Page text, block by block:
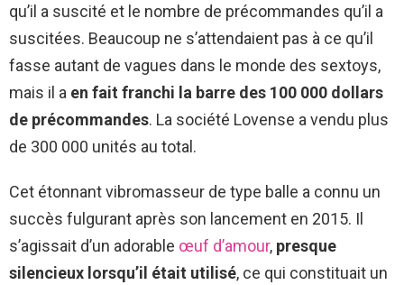
qu’il a suscité et le nombre de précommandes qu’il a
suscitées. Beaucoup ne s’attendaient pas à ce qu’il
fasse autant de vagues dans le monde des sextoys,
mais il a en fait franchi la barre des 100 000 dollars
de précommandes. La société Lovense a vendu plus
de 300 000 unités au total.
Cet étonnant vibromasseur de type balle a connu un
succès fulgurant après son lancement en 2015. Il
s’agissait d’un adorable œuf d’amour, presque
silencieux lorsqu’il était utilisé, ce qui constituait un